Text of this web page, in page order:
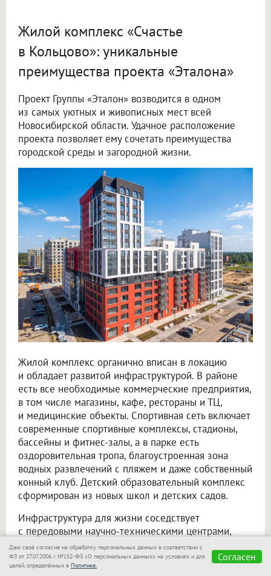
Жилой комплекс «Счастье
в Кольцово»: уникальные
преимущества проекта «Эталона»
Проект Группы «Эталон» возводится в одном
из самых уютных и живописных мест всей
Новосибирской области. Удачное расположение
проекта позволяет ему сочетать преимущества
городской среды и загородной жизни.
Жилой комплекс органично вписан в локацию
и обладает развитой инфраструктурой. В районе
есть все необходимые коммерческие предприятия,
в том числе магазины, кафе, рестораны и ТЦ,
и медицинские объекты. Спортивная сеть включает
современные спортивные комплексы, стадионы,
бассейны и фитнес-залы, а в парке есть
оздоровительная тропа, благоустроенная зона
водных развлечений с пляжем и даже собственный
конный клуб. Детский образовательный комплекс
сформирован из новых школ и детских садов.
Инфраструктура для жизни соседствует
с передовыми научно-техническими центрами,
основными «офисами» Кольцово, которые скорее
напоминают футуристичные арт-объекты, нежели
стереотипные промзоны. К примеру, сложная
Даю своё согласие на обработку персональных данных в соответствии с
ФЗ от 27.07.2006 г. №152-ФЗ «О персональных данных» на условиях и для
целей, определённых в Политике.
Согласен